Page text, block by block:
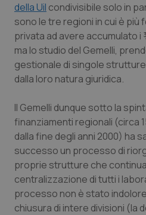
Quotidiano Oncologia
Quotidiano Pediatria
Rene & patologie
Salute orale & impianti
Sangue &
Tiroide
Tumore al seno
della Uil condivisibile solo in
sono le tre regioni in cui è
privata ad avere accumulato
ma lo studio del Gemelli,
gestionale di singole
dalla loro natura giuridica.
Il Gemelli dunque sotto la
finanziamenti regionali (circa
dalla fine degli anni 2000) ha
successo un processo di
proprie strutture che
centralizzazione di tutti i
processo non è stato
chiusura di intere divisioni (la